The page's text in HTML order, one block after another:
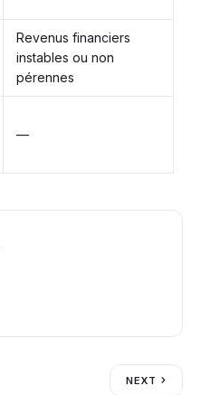
Revenus financiers
instables ou non
pérennes
—
NEXT